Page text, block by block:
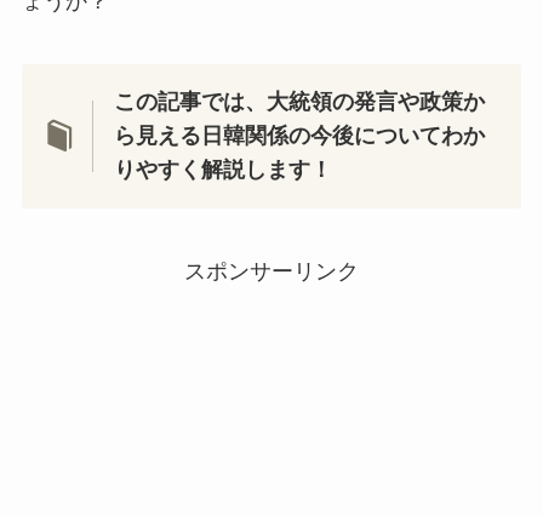
この記事では、大統領の発言や政策か
ら見える日韓関係の今後についてわか
りやすく解説します！
スポンサーリンク